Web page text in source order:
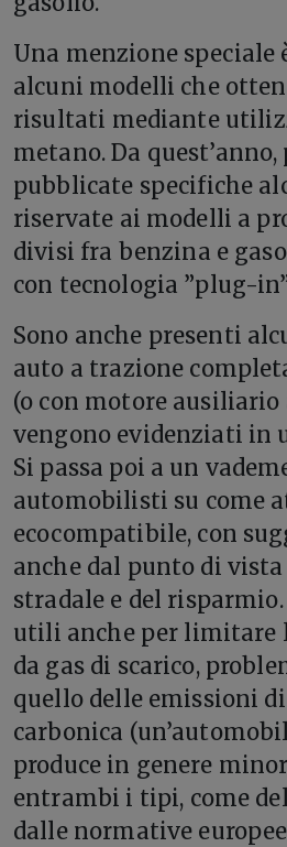
Una menzione speciale
alcuni modelli che
risultati mediante
metano. Da
pubblicate specifiche
riservate ai modelli a
divisi fra benzina e
con tecnologia ”plug-
Sono anche presenti
auto a trazione
(o con motore ausiliario
vengono evidenziati in
Si passa poi a un
automobilisti su come
ecocompatibile, con
anche dal punto di
stradale e del
utili anche per limitare
da gas di scarico,
quello delle emissioni
carbonica
produce in genere
entrambi i tipi, come
dalle normative